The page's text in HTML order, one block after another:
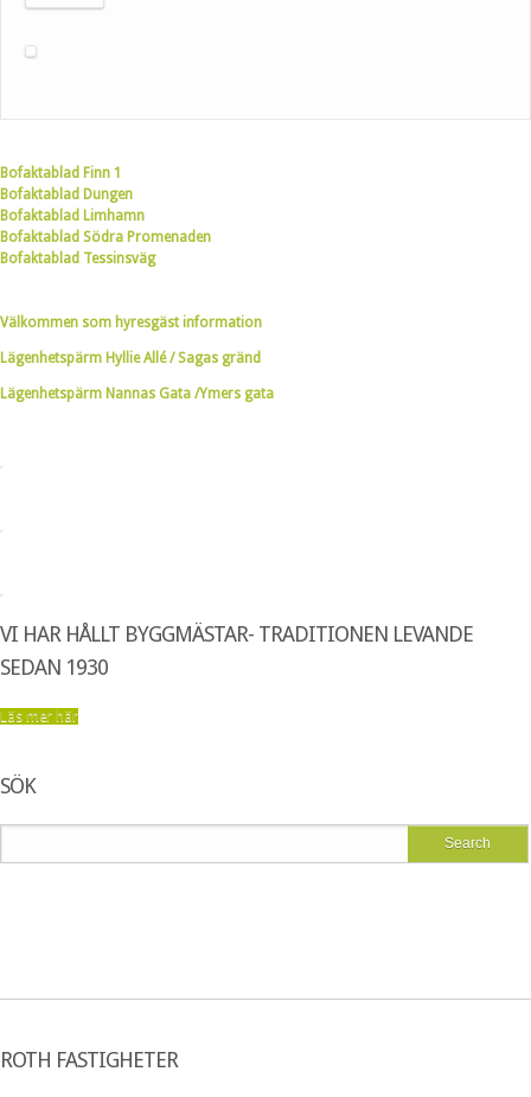
Bofaktablad Finn 1
Bofaktablad Dungen
Bofaktablad Limhamn
Bofaktablad Södra Promenaden
Bofaktablad Tessinsväg
Välkommen som hyresgäst information
Lägenhetspärm Hyllie Allé / Sagas gränd
Lägenhetspärm Nannas Gata /Ymers gata
VI HAR HÅLLT BYGGMÄSTAR- TRADITIONEN LEVANDE
SEDAN 1930
Läs mer här
SÖK
ROTH FASTIGHETER